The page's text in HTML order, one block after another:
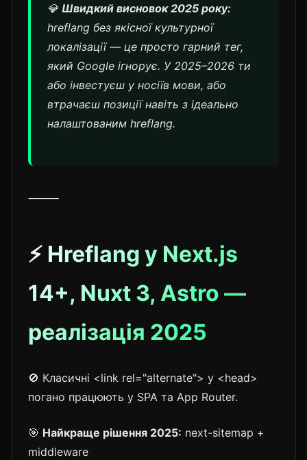
💎 Швидкий висновок 2025 року:
hreflang без якісної культурної
локалізації — це просто гарний тег,
який Google ігнорує. У 2025–2026 ти
або інвестуєш у носіїв мови, або
втрачаєш позиції навіть з ідеально
налаштованим hreflang.
⸻
⚡ Hreflang у Next.js
14+, Nuxt 3, Astro —
реалізація 2025
🚫 Класичні <link rel="alternate"> у <head>
погано працюють у SPA та App Router.
🎯 Найкраще рішення 2025: next-sitemap +
middleware